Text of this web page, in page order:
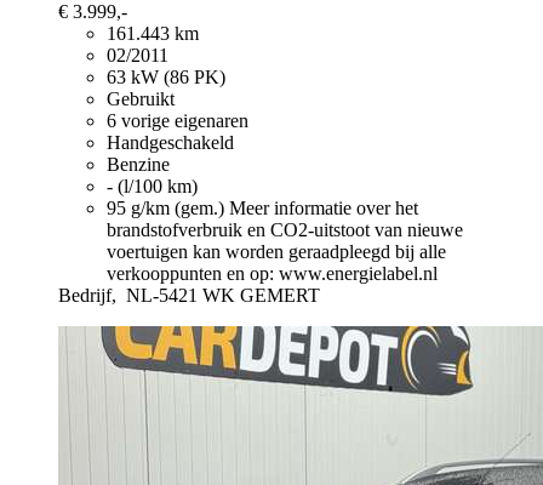
€ 3.999,-
161.443 km
02/2011
63 kW (86 PK)
Gebruikt
6 vorige eigenaren
Handgeschakeld
Benzine
- (l/100 km)
95 g/km (gem.) Meer informatie over het
brandstofverbruik en CO2-uitstoot van nieuwe
voertuigen kan worden geraadpleegd bij alle
verkooppunten en op: www.energielabel.nl
Bedrijf, NL-5421 WK GEMERT